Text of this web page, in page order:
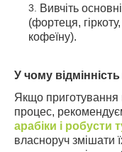
Вивчіть
(фортеця,
кофеїну).
У чому
Якщо
процес,
арабіки і робусти
власноруч змішати